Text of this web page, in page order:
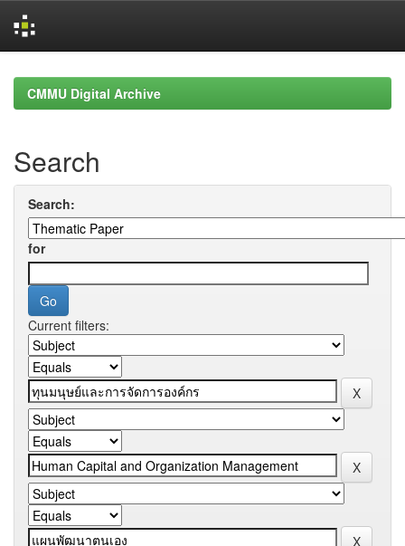
navigationCMMU Digital Archive
Search
Search:
for
Current filters: